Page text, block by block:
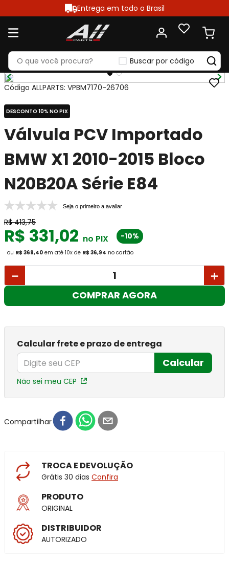
Entrega em todo o Brasil
Buscar por código
Código ALLPARTS: VPBM7170-26706
DESCONTO 10% NO PIX
Válvula PCV Importado
BMW X1 2010-2015 Bloco
N20B20A Série E84
Seja o primeiro a avaliar
R$ 413,75
R$ 331,02 no PIX -10%
ou R$ 369,40 em até 10x de R$ 36,94 no cartão
＋
－
COMPRAR AGORA
Calcular frete e prazo de entrega
Calcular
Não sei meu CEP
Compartilhar
TROCA E DEVOLUÇÃO
Grátis 30 dias Confira
PRODUTO
ORIGINAL
DISTRIBUIDOR
AUTORIZADO